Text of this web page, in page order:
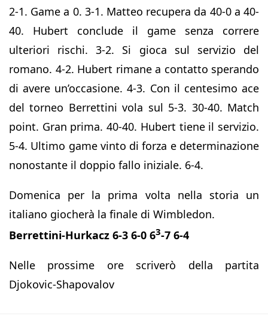
2-1. Game a 0. 3-1. Matteo recupera da 40-0 a 40-
40. Hubert conclude il game senza correre
ulteriori rischi. 3-2. Si gioca sul servizio del
romano. 4-2. Hubert rimane a contatto sperando
di avere un’occasione. 4-3. Con il centesimo ace
del torneo Berrettini vola sul 5-3. 30-40. Match
point. Gran prima. 40-40. Hubert tiene il servizio.
5-4. Ultimo game vinto di forza e determinazione
nonostante il doppio fallo iniziale. 6-4.
Domenica per la prima volta nella storia un
italiano giocherà la finale di Wimbledon.
Berrettini-Hurkacz 6-3 6-0 63-7 6-4
Nelle prossime ore scriverò della partita
Djokovic-Shapovalov